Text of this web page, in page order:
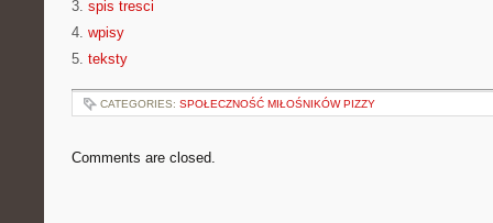
3. spis tresci
4. wpisy
5. teksty
CATEGORIES: SPOŁECZNOŚĆ MIŁOŚNIKÓW PIZZY
Comments are closed.